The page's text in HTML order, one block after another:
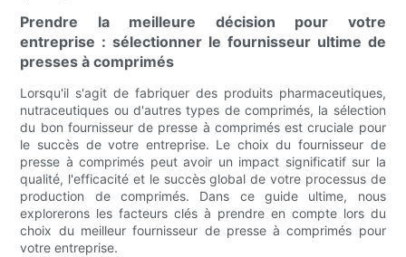
Prendre la meilleure décision pour votre
entreprise : sélectionner le fournisseur ultime de
presses à comprimés
Lorsqu'il s'agit de fabriquer des produits pharmaceutiques,
nutraceutiques ou d'autres types de comprimés, la sélection
du bon fournisseur de presse à comprimés est cruciale pour
le succès de votre entreprise. Le choix du fournisseur de
presse à comprimés peut avoir un impact significatif sur la
qualité, l'efficacité et le succès global de votre processus de
production de comprimés. Dans ce guide ultime, nous
explorerons les facteurs clés à prendre en compte lors du
choix du meilleur fournisseur de presse à comprimés pour
votre entreprise.